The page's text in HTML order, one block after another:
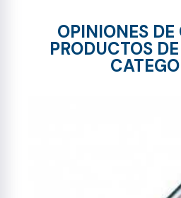
OPINIONES
PRODUCTOS